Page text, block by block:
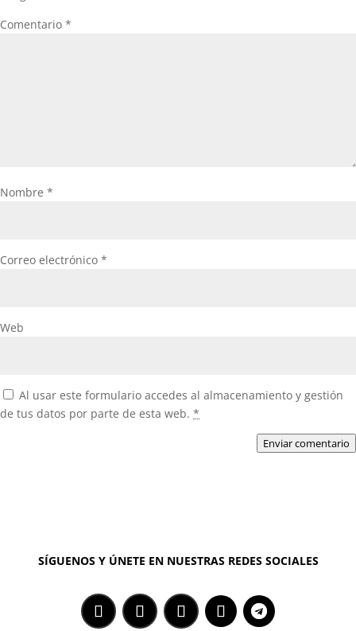
Comentario *
Nombre *
Correo electrónico *
Web
Al usar este formulario accedes al almacenamiento y gestión
de tus datos por parte de esta web. *
Enviar comentario
SÍGUENOS Y ÚNETE EN NUESTRAS REDES SOCIALES